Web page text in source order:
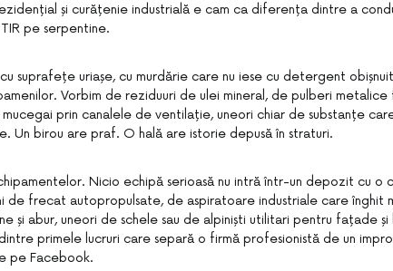
și curățenie industrială e cam ca diferența dintre a
pe serpentine.
suprafețe uriașe, cu murdărie care nu iese cu detergent obișnuit
Vorbim de reziduuri de ulei mineral, de pulberi metalice
prin canalele de ventilație, uneori chiar de substanțe
Un birou are praf. O hală are istorie depusă în straturi.
Nicio echipă serioasă nu intră într-un depozit cu o
de frecat autopropulsate, de aspiratoare industriale care înghit
și abur, uneori de schele sau de alpiniști utilitari pentru fațade și
primele lucruri care separă o firmă profesionistă de un
pe Facebook.